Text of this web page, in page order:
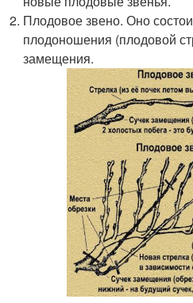
Плодовое звено. Оно
плодоношения (плодовой
замещения.